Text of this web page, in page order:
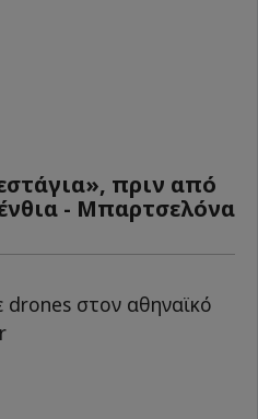
πριν από
- Μπαρτσελόνα